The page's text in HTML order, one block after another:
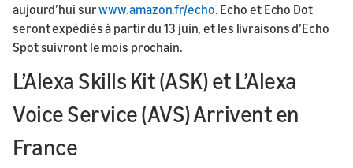
aujourd’hui surwww.amazon.fr/echo. Echo et Echo Dot
seront expédiés à partir du 13 juin, et les livraisons d’Echo
Spot suivront le mois prochain.
L’Alexa Skills Kit (ASK) et L’Alexa
Voice Service (AVS) Arrivent en
France